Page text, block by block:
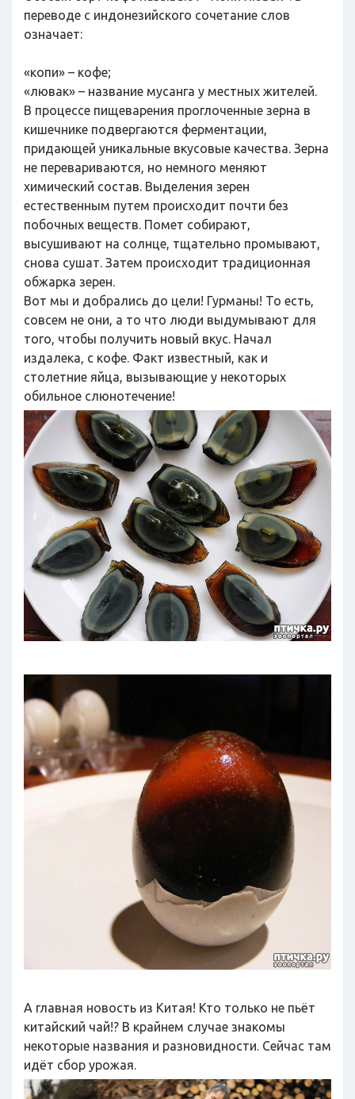
переводе с индонезийского сочетание слов
означает:
«копи» – кофе;
«лювак» – название мусанга у местных жителей.
В процессе пищеварения проглоченные зерна в
кишечнике подвергаются ферментации,
придающей уникальные вкусовые качества. Зерна
не перевариваются, но немного меняют
химический состав. Выделения зерен
естественным путем происходит почти без
побочных веществ. Помет собирают,
высушивают на солнце, тщательно промывают,
снова сушат. Затем происходит традиционная
обжарка зерен.
Вот мы и добрались до цели! Гурманы! То есть,
совсем не они, а то что люди выдумывают для
того, чтобы получить новый вкус. Начал
издалека, с кофе. Факт известный, как и
столетние яйца, вызывающие у некоторых
обильное слюнотечение!
А главная новость из Китая! Кто только не пьёт
китайский чай!? В крайнем случае знакомы
некоторые названия и разновидности. Сейчас там
идёт сбор урожая.